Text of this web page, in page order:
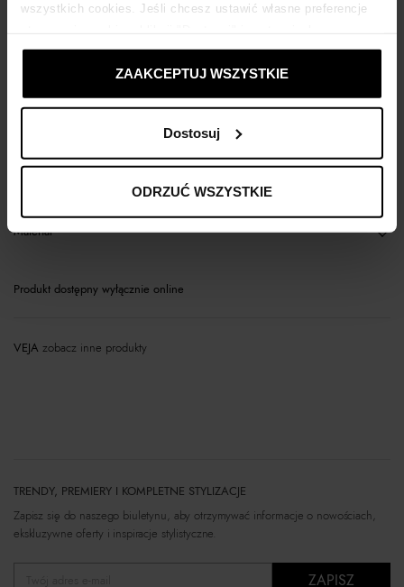
wszystkich cookies. Jeśli chcesz ustawić własne preferencje
ustawienia prywatności.
ZAAKCEPTUJ WSZYSTKIE
Dostosuj
ODRZUĆ WSZYSTKIE
Materiał
Produkt dostępny wyłącznie online
VEJA zobacz inne produkty
TRENDY, PREMIERY I KOMPLETNE STYLIZACJE
Zapisz się do naszego biuletynu, aby otrzymywać informacje o nowościach,
ekskluzywne oferty i inspiracje stylistyczne.
ZAPISZ